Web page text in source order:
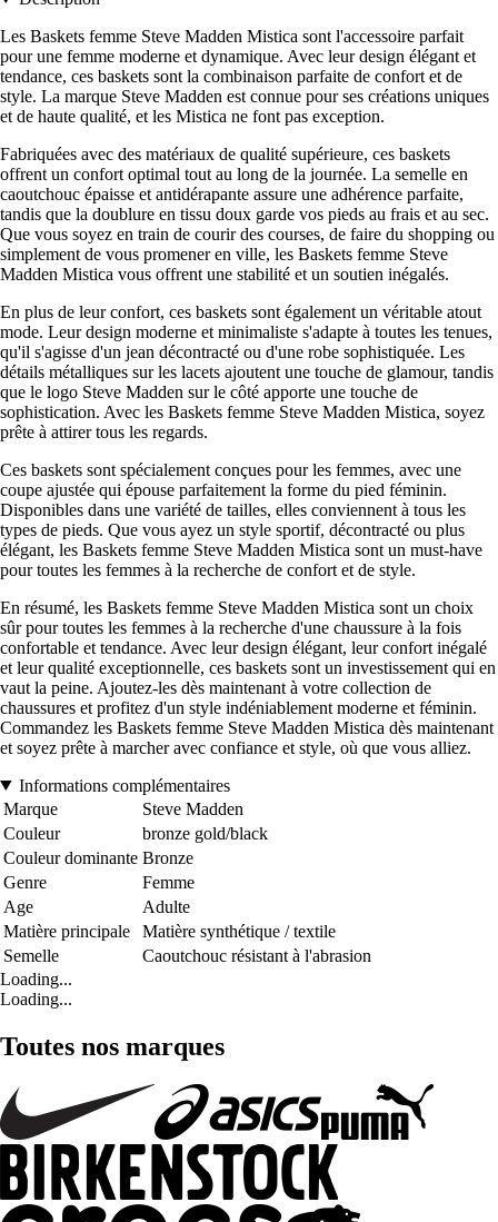
Les Baskets femme Steve Madden Mistica sont l'accessoire parfait
pour une femme moderne et dynamique. Avec leur design élégant et
tendance, ces baskets sont la combinaison parfaite de confort et de
style. La marque Steve Madden est connue pour ses créations uniques
et de haute qualité, et les Mistica ne font pas exception.
Fabriquées avec des matériaux de qualité supérieure, ces baskets
offrent un confort optimal tout au long de la journée. La semelle en
caoutchouc épaisse et antidérapante assure une adhérence parfaite,
tandis que la doublure en tissu doux garde vos pieds au frais et au sec.
Que vous soyez en train de courir des courses, de faire du shopping ou
simplement de vous promener en ville, les Baskets femme Steve
Madden Mistica vous offrent une stabilité et un soutien inégalés.
En plus de leur confort, ces baskets sont également un véritable atout
mode. Leur design moderne et minimaliste s'adapte à toutes les tenues,
qu'il s'agisse d'un jean décontracté ou d'une robe sophistiquée. Les
détails métalliques sur les lacets ajoutent une touche de glamour, tandis
que le logo Steve Madden sur le côté apporte une touche de
sophistication. Avec les Baskets femme Steve Madden Mistica, soyez
prête à attirer tous les regards.
Ces baskets sont spécialement conçues pour les femmes, avec une
coupe ajustée qui épouse parfaitement la forme du pied féminin.
Disponibles dans une variété de tailles, elles conviennent à tous les
types de pieds. Que vous ayez un style sportif, décontracté ou plus
élégant, les Baskets femme Steve Madden Mistica sont un must-have
pour toutes les femmes à la recherche de confort et de style.
En résumé, les Baskets femme Steve Madden Mistica sont un choix
sûr pour toutes les femmes à la recherche d'une chaussure à la fois
confortable et tendance. Avec leur design élégant, leur confort inégalé
et leur qualité exceptionnelle, ces baskets sont un investissement qui en
vaut la peine. Ajoutez-les dès maintenant à votre collection de
chaussures et profitez d'un style indéniablement moderne et féminin.
Commandez les Baskets femme Steve Madden Mistica dès maintenant
et soyez prête à marcher avec confiance et style, où que vous alliez.
Informations complémentaires
Marque
Steve Madden
Couleur
bronze gold/black
Couleur dominante Bronze
Genre
Femme
Age
Adulte
Matière principale
Matière synthétique / textile
Semelle
Caoutchouc résistant à l'abrasion
Loading...
Loading...
Toutes nos marques